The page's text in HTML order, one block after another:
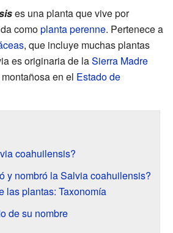
es una planta que vive por
comoplanta perenne. Pertenece a
, que incluye muchas plantas
es originaria de laSierra Madre
en el Estado de
coahuilensis?
y nombró la Salvia coahuilensis?
las plantas: Taxonomía
de su nombre